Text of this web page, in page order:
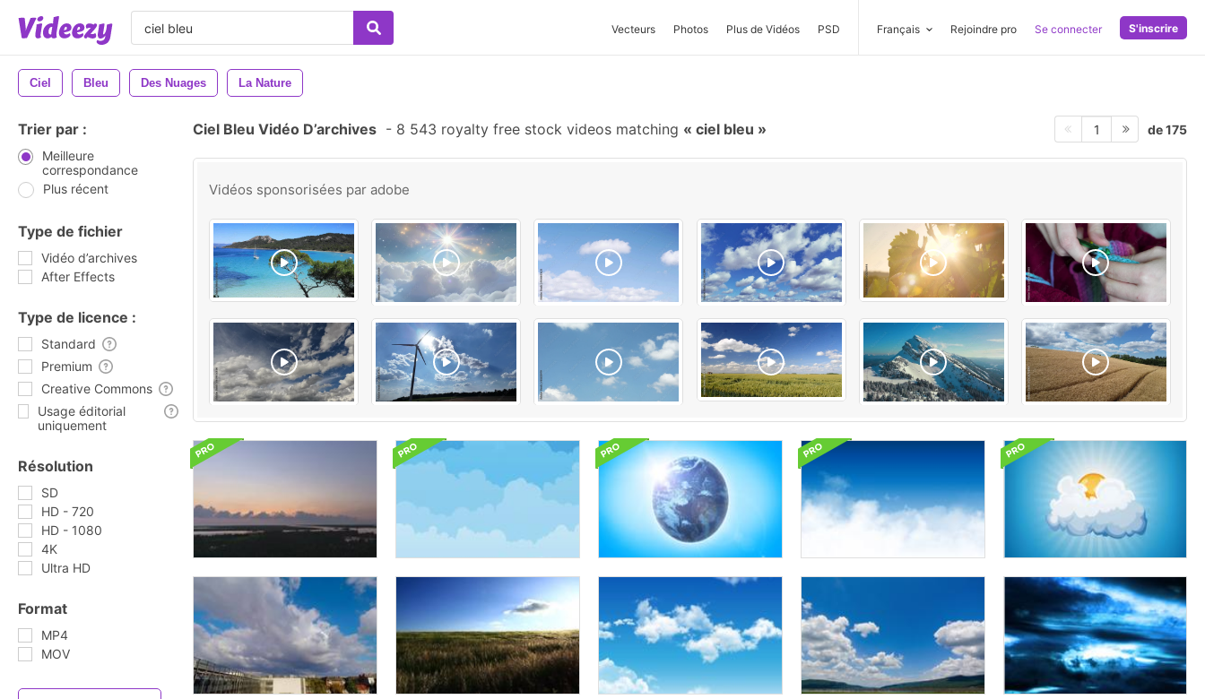
Vecteurs Photos Plus de Vidéos PSD Français Rejoindre pro Se connecter S'inscrire
Ciel Bleu Des Nuages La Nature
Trier par :
Meilleure
correspondance
Plus récent
Type de fichier
Vidéo d’archives
After Effects
Type de licence :
Standard
Premium
Creative Commons
Usage éditorial
uniquement
Résolution
SD
HD - 720
HD - 1080
4K
Ultra HD
Format
MP4
MOV
Ciel Bleu Vidéo D’archives - 8 543 royalty free stock videos matching ciel bleu 1 de 175
Vidéos sponsorisées par adobe